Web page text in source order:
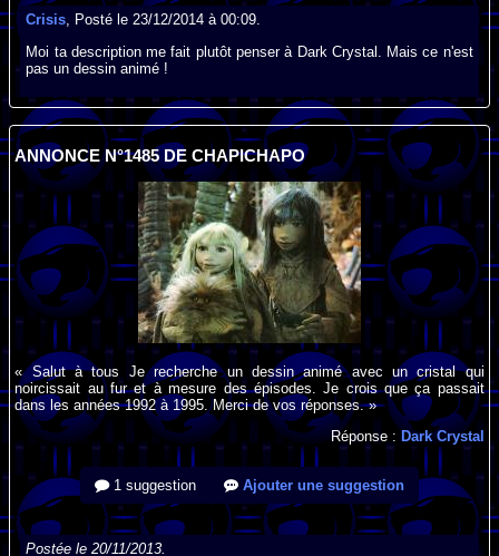
Crisis, Posté le 23/12/2014 à 00:09.
Moi ta description me fait plutôt penser à Dark Crystal. Mais ce n'est
pas un dessin animé !
ANNONCE N°1485 DE CHAPICHAPO
« Salut à tous Je recherche un dessin animé avec un cristal qui
noircissait au fur et à mesure des épisodes. Je crois que ça passait
dans les années 1992 à 1995. Merci de vos réponses. »
Réponse : Dark Crystal
1 suggestion Ajouter une suggestion
Postée le 20/11/2013.